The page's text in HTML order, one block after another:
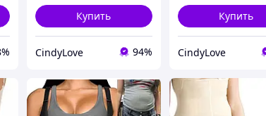
Купить
CindyLove 94%
Купить
CindyLove